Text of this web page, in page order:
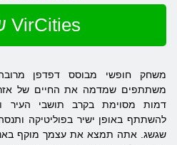
שחק ב VirCities
משתתפים שמדמה את החיים של
דמות מסוימת בקרב תושבי העיר
להשתתף באופן ישיר בפוליטיקה
שגשג. אתה תמצא את עצמך מוקף